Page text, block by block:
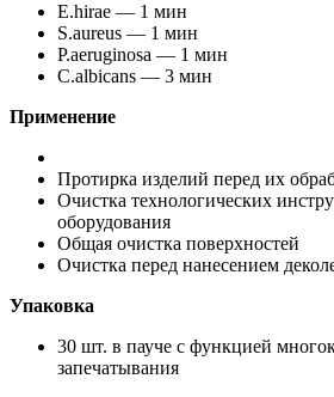
E.hirae — 1 мин
S.aureus — 1 мин
P.aeruginosa — 1 мин
C.albicans — 3 мин
Применение
Протирка изделий перед их
Очистка технологических
оборудования
Общая очистка поверхностей
Очистка перед нанесением
Упаковка
30 шт. в пауче с функцией
запечатывания